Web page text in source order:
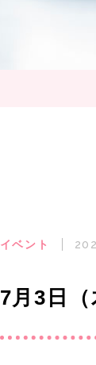
イベント
7月3日